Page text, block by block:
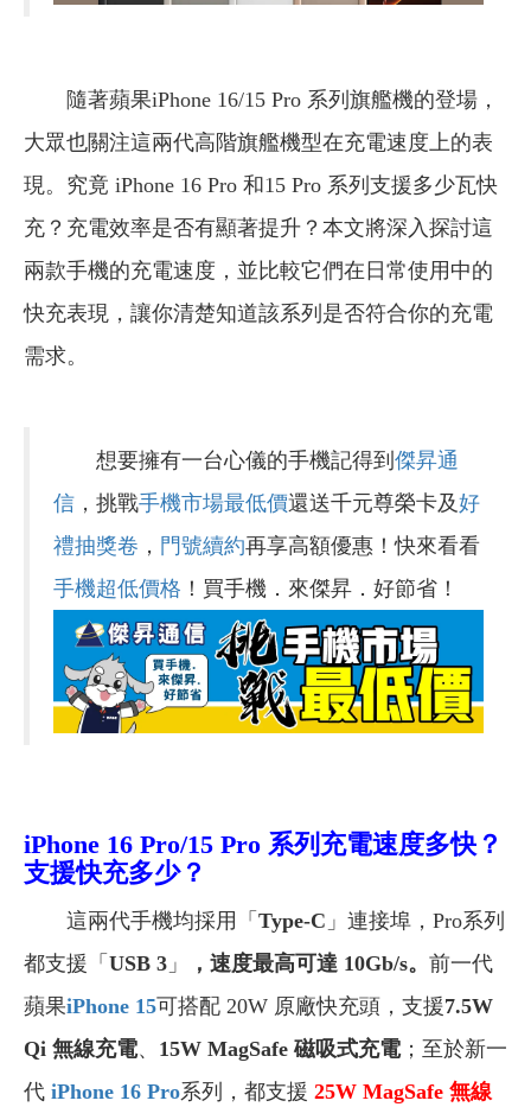
隨著蘋果iPhone 16/15 Pro 系列旗艦機的登場，
大眾也關注這兩代高階旗艦機型在充電速度上的表
現。究竟 iPhone 16 Pro 和15 Pro 系列支援多少瓦快
充？充電效率是否有顯著提升？本文將深入探討這
兩款手機的充電速度，並比較它們在日常使用中的
快充表現，讓你清楚知道該系列是否符合你的充電
需求。
想要擁有一台心儀的手機記得到 傑昇通
信 ，挑戰手機市場最低價還送千元尊榮卡及好
禮抽獎卷 ， 門號續約再享高額優惠！快來看看
手機超低價格 ！買手機．來傑昇．好節省！
iPhone 16 Pro/15 Pro 系列充電速度多快？
支援快充多少？
這兩代手機均採用「 Type-C 」連接埠，Pro系列
都支援「 USB 3 」 ，速度最高可達 10Gb/s。 前一代
蘋果iPhone 15可搭配 20W 原廠快充頭，支援7.5W
Qi 無線充電、 15W MagSafe 磁吸式充電；至於新一
代 iPhone 16 Pro系列，都支援 25W MagSafe 無線